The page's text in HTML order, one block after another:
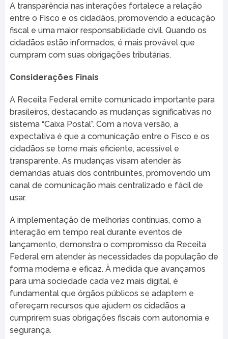
A transparência nas interações fortalece a relação
entre o Fisco e os cidadãos, promovendo a educação
fiscal e uma maior responsabilidade civil. Quando os
cidadãos estão informados, é mais provável que
cumpram com suas obrigações tributárias.
Considerações Finais
A Receita Federal emite comunicado importante para
brasileiros, destacando as mudanças significativas no
sistema “Caixa Postal”. Com a nova versão, a
expectativa é que a comunicação entre o Fisco e os
cidadãos se torne mais eficiente, acessível e
transparente. As mudanças visam atender às
demandas atuais dos contribuintes, promovendo um
canal de comunicação mais centralizado e fácil de
usar.
A implementação de melhorias contínuas, como a
interação em tempo real durante eventos de
lançamento, demonstra o compromisso da Receita
Federal em atender às necessidades da população de
forma moderna e eficaz. À medida que avançamos
para uma sociedade cada vez mais digital, é
fundamental que órgãos públicos se adaptem e
ofereçam recursos que ajudem os cidadãos a
cumprirem suas obrigações fiscais com autonomia e
segurança.